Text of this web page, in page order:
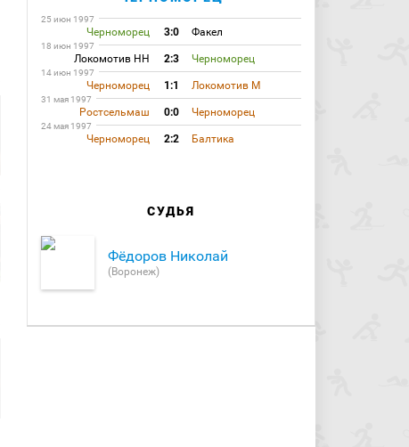
25 июн 1997
Черноморец 3:0 Факел
18 июн 1997
Локомотив НН 2:3 Черноморец
14 июн 1997
Черноморец 1:1 Локомотив М
31 мая 1997
Ростсельмаш 0:0 Черноморец
24 мая 1997
Черноморец 2:2 Балтика
СУДЬЯ
Фёдоров Николай
(Воронеж)